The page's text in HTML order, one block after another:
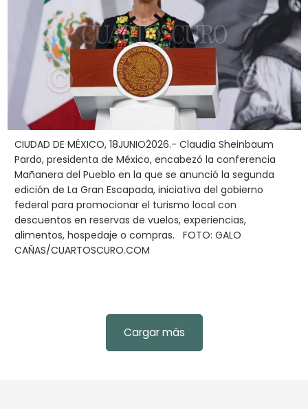
CIUDAD DE MÉXICO, 18JUNIO2026.- Claudia Sheinbaum
Pardo, presidenta de México, encabezó la conferencia
Mañanera del Pueblo en la que se anunció la segunda
edición de La Gran Escapada, iniciativa del gobierno
federal para promocionar el turismo local con
descuentos en reservas de vuelos, experiencias,
alimentos, hospedaje o compras. FOTO: GALO
CAÑAS/CUARTOSCURO.COM
Cargar más